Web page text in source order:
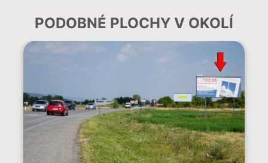
PODOBNÉ PLOCHY V OKOLÍ